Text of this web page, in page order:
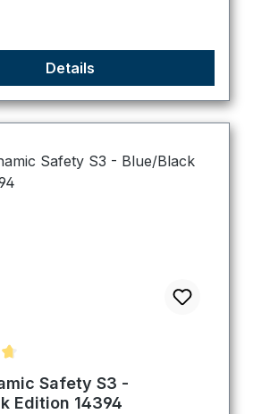
Details
Bewertung von 4.75 von 5
Safety S3 -
Edition 14394